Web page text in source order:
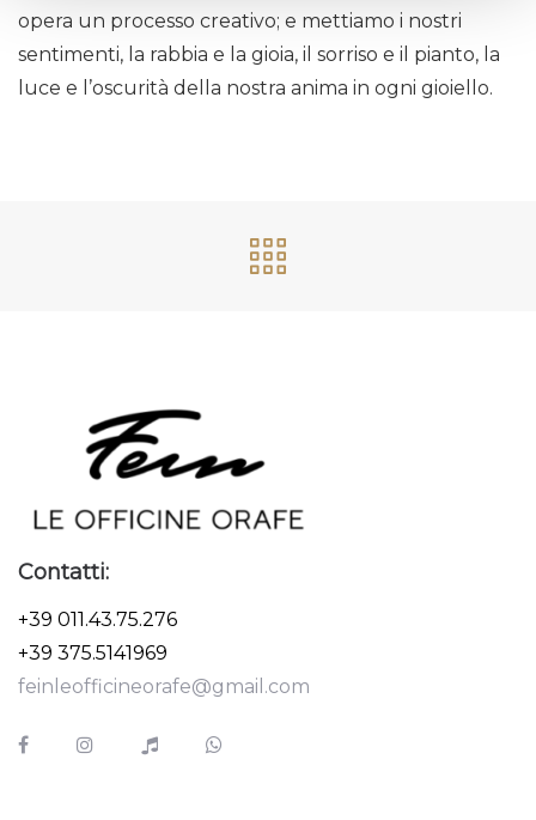
opera un processo creativo; e mettiamo i nostri
sentimenti, la rabbia e la gioia, il sorriso e il pianto, la
luce e l’oscurità della nostra anima in ogni gioiello.
Contatti:
+39 011.43.75.276
+39 375.5141969
feinleofficineorafe@gmail.com